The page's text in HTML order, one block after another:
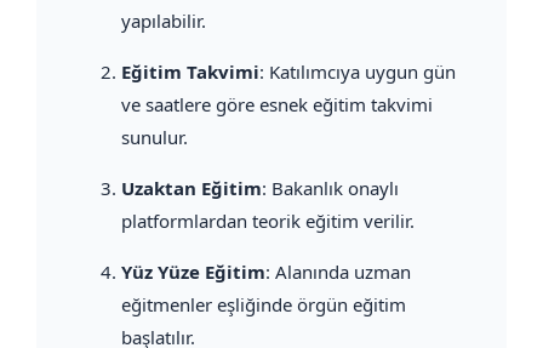
yapılabilir.
Eğitim Takvimi: Katılımcıya uygun gün
ve saatlere göre esnek eğitim takvimi
sunulur.
Uzaktan Eğitim: Bakanlık onaylı
platformlardan teorik eğitim verilir.
Yüz Yüze Eğitim: Alanında uzman
eğitmenler eşliğinde örgün eğitim
başlatılır.